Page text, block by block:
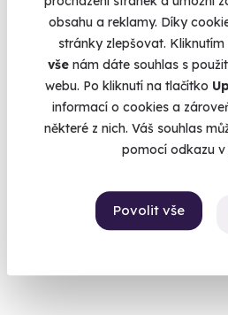
obsahu a reklamy. Díky
stránky zlepšovat.
vše nám dáte souhlas s
webu. Po kliknutí na tlačítko
informací o cookies a
některé z nich. Váš souhlas
pomocí odkazu v
Povolit vše
Rodinný pobyt na dvě
a vstupenkou do ZOO
Poznávejte Prahu s dětmi a
18 990 Kč